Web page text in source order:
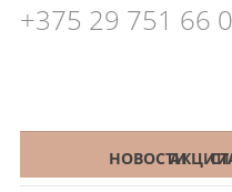
+375 29 751 66
КАТАЛОГНОВОСТИАКЦИИ